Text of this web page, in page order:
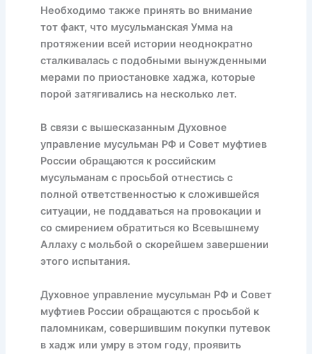
Необходимо также принять во внимание
тот факт, что мусульманская Умма на
протяжении всей истории неоднократно
сталкивалась с подобными вынужденными
мерами по приостановке хаджа, которые
порой затягивались на несколько лет.
В связи с вышесказанным Духовное
управление мусульман РФ и Совет муфтиев
России обращаются к российским
мусульманам с просьбой отнестись с
полной ответственностью к сложившейся
ситуации, не поддаваться на провокации и
со смирением обратиться ко Всевышнему
Аллаху с мольбой о скорейшем завершении
этого испытания.
Духовное управление мусульман РФ и Совет
муфтиев России обращаются с просьбой к
паломникам, совершившим покупки путевок
в хадж или умру в этом году, проявить